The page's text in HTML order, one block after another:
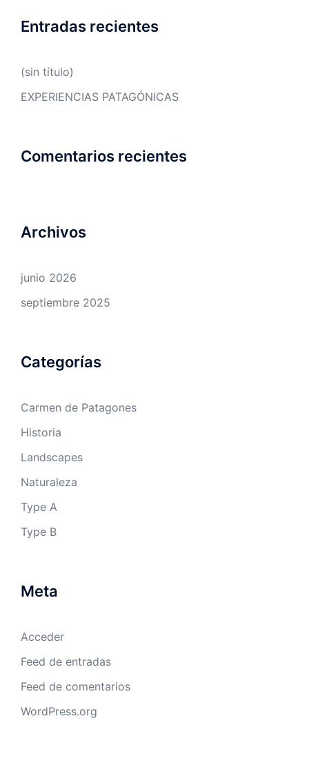
Entradas recientes
(sin título)
EXPERIENCIAS PATAGÓNICAS
Comentarios recientes
Archivos
junio 2026
septiembre 2025
Categorías
Carmen de Patagones
Historia
Landscapes
Naturaleza
Type A
Type B
Meta
Acceder
Feed de entradas
Feed de comentarios
WordPress.org